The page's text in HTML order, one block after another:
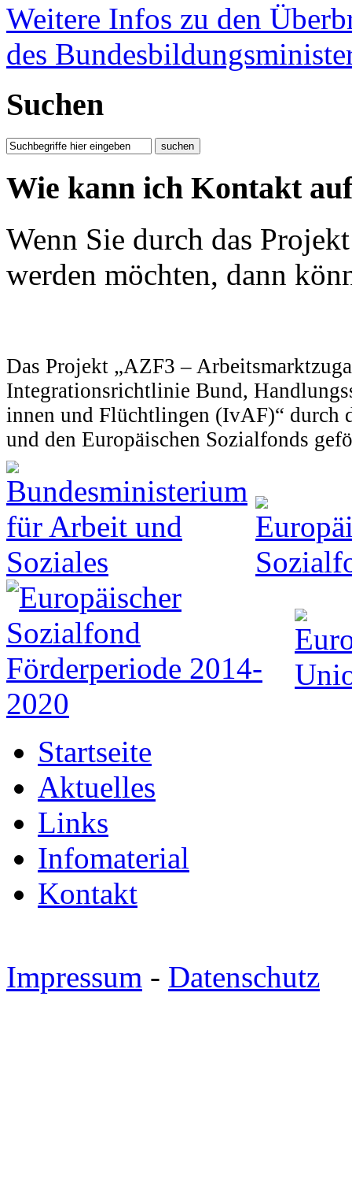
Weitere Infos zu den
des
Suchen
Wie kann ich Kontakt
Wenn Sie durch das
werden möchten, dann
Das Projekt „AZF3 –
Integrationsrichtlinie Bund,
innen und Flüchtlingen (IvAF)“ durch
und den Europäischen Sozialfonds
Startseite
Aktuelles
Links
Infomaterial
Kontakt
Impressum - Datenschutz